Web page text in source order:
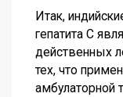
Итак,
гепатита С
действенных
тех, что
амбулаторной